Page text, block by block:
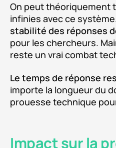
On peut théoriquement
infinies avec ce
stabilité des réponses
pour les chercheurs.
reste un vrai combat
Le temps de réponse
importe la longueur du
prouesse technique
Impact sur la